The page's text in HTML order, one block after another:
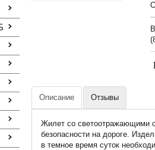
Описание Отзывы
Жилет со светоотражающими
безопасности на дороге.
в темное время суток